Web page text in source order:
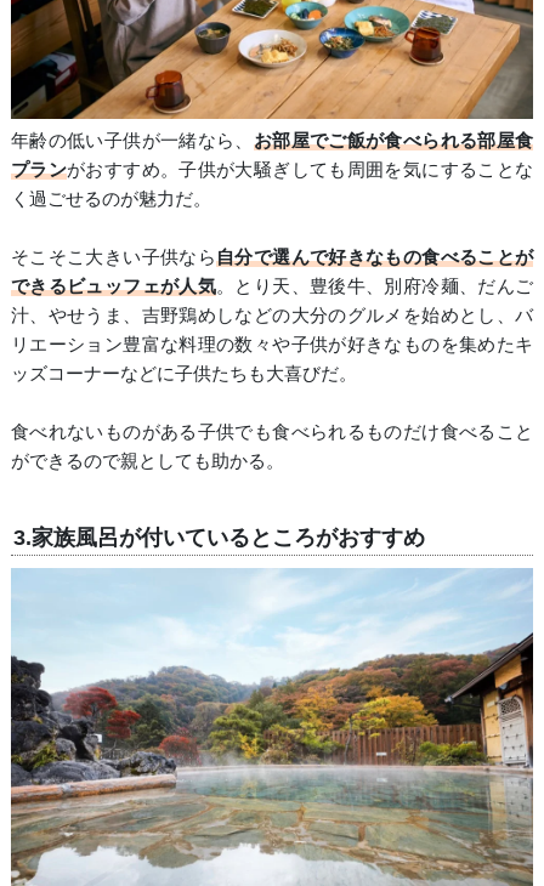
年齢の低い子供が一緒なら、 お部屋でご飯が食べられる部屋食
プランがおすすめ。子供が大騒ぎしても周囲を気にすることな
く過ごせるのが魅力だ。
そこそこ大きい子供なら自分で選んで好きなもの食べることが
できるビュッフェが人気。とり天、豊後牛、別府冷麺、だんご
汁、やせうま、吉野鶏めしなどの大分のグルメを始めとし、バ
リエーション豊富な料理の数々や子供が好きなものを集めたキ
ッズコーナーなどに子供たちも大喜びだ。
食べれないものがある子供でも食べられるものだけ食べること
ができるので親としても助かる。
3.家族風呂が付いているところがおすすめ